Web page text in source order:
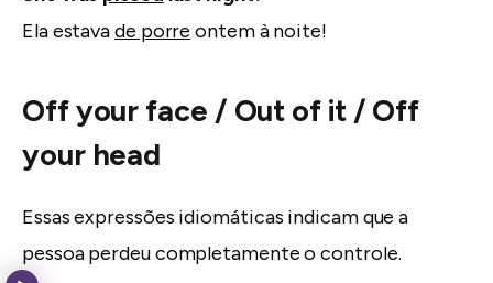
Ela estavade porre ontem à noite!
Off your face / Out of it / Off
your head
Essas expressões idiomáticas indicam que a
pessoa perdeu completamente o controle.